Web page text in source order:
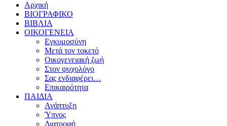
Αρχική
ΒΙΟΓΡΑΦΙΚΟ
ΒΙΒΛΙΑ
ΟΙΚΟΓΕΝΕΙΑ
Εγκυμοσύνη
Μετά τον τοκετό
Οικογενειακή ζωή
Στον ψυχολόγο
Σας ενδιαφέρει…
Επικαιρότητα
ΠΑΙΔΙΑ
Ανάπτυξη
Ύπνος
Διατροφή